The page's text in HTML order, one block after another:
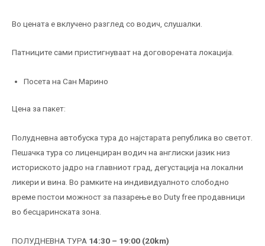
Во цената е вклучено разглед со водич, слушалки.
Патниците сами пристигнуваат на договорената локација.
Посета на Сан Марино
Цена за пакет:
Полудневна автобуска тура до најстарата република во светот.
Пешачка тура со лиценциран водич на англиски јазик низ
историското јадро на главниот град, дегустација на локални
ликери и вина. Во рамките на индивидуалното слободно
време постои можност за пазарење во Duty free продавници
во бесцаринската зона.
ПОЛУДНЕВНА ТУРА 14:30 – 19:00 (20km)